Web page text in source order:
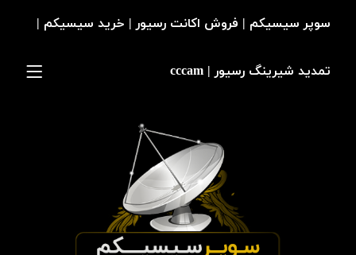
سوپر سیسیکم | فروش اکانت رسیور | خرید سیسیکم |
تمدید شیرینگ رسیور | cccam